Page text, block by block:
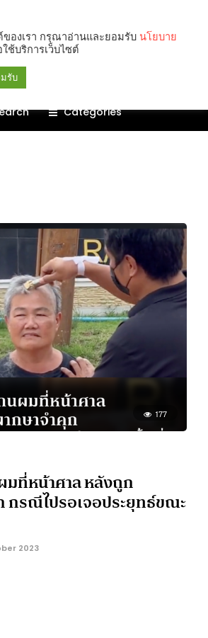
Categories
177
มที่หน้าศาล หลังถูก
กรณีไปรอเจอประยุทธ์ขณะ
2023
ของเรา กรุณาอ่านและยอมรับ นโยบาย
ใช้บริการเว็บไซต์
รับ